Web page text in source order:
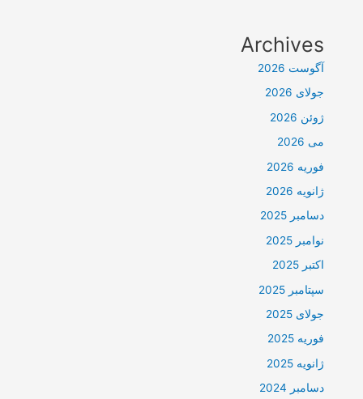
Archives
آگوست 2026
جولای 2026
ژوئن 2026
می 2026
فوریه 2026
ژانویه 2026
دسامبر 2025
نوامبر 2025
اکتبر 2025
سپتامبر 2025
جولای 2025
فوریه 2025
ژانویه 2025
دسامبر 2024